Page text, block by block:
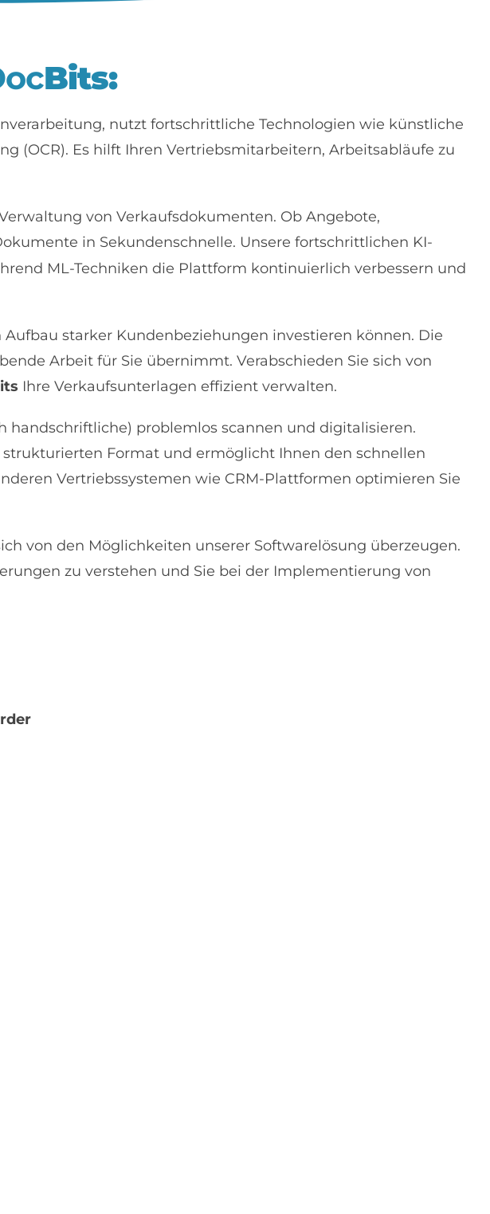
Bits:
nutzt fortschrittliche Technologien wie künstliche
(OCR). Es hilft Ihren Vertriebsmitarbeitern, Arbeitsabläufe zu
von Verkaufsdokumenten. Ob Angebote,
in Sekundenschnelle. Unsere fortschrittlichen KI-
ML-Techniken die Plattform kontinuierlich verbessern und
starker Kundenbeziehungen investieren können. Die
Arbeit für Sie übernimmt. Verabschieden Sie sich von
Ihre Verkaufsunterlagen effizient verwalten.
handschriftliche) problemlos scannen und digitalisieren.
Format und ermöglicht Ihnen den schnellen
Vertriebssystemen wie CRM-Plattformen optimieren Sie
von den Möglichkeiten unserer Softwarelösung überzeugen.
zu verstehen und Sie bei der Implementierung von